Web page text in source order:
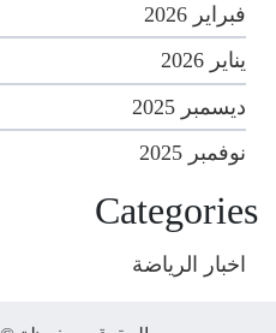
فبراير 2026
يناير 2026
ديسمبر 2025
نوفمبر 2025
Categories
اخبار الرياضة